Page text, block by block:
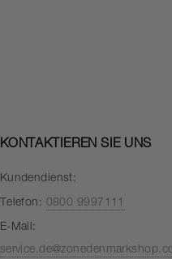
KONTAKTIEREN SIE UNS
Kundendienst:
Telefon: 0800 9997111
E-Mail: